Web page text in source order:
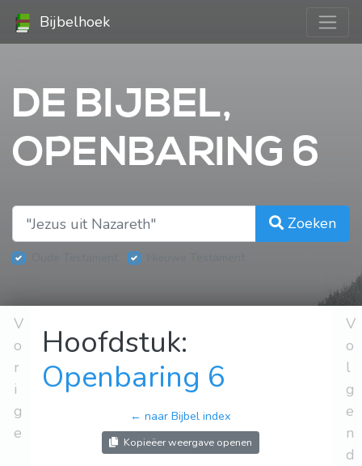
Bijbelhoek
DE BIJBEL,
OPENBARING 6
Zoeken
V
o
r
i
g
e
Hoofdstuk:
Openbaring 6
← naar Bijbel index
Kopieëer weergave openen
V
o
l
g
e
n
d